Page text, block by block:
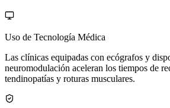
Uso de Tecnología Médica
Las clínicas equipadas con ecógrafos y
neuromodulación aceleran los tiempos de
tendinopatías y roturas musculares.